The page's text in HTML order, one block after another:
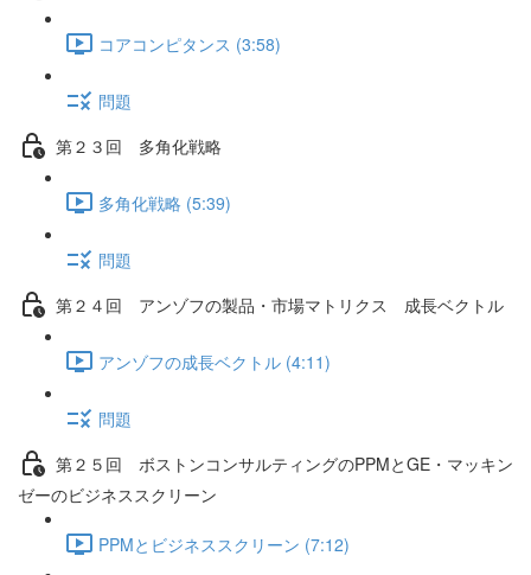
コアコンピタンス (3:58)
問題
第２３回 多角化戦略
多角化戦略 (5:39)
問題
第２４回 アンゾフの製品・市場マトリクス 成長ベクトル
アンゾフの成長ベクトル (4:11)
問題
第２５回 ボストンコンサルティングのPPMとGE・マッキン
ゼーのビジネススクリーン
PPMとビジネススクリーン (7:12)